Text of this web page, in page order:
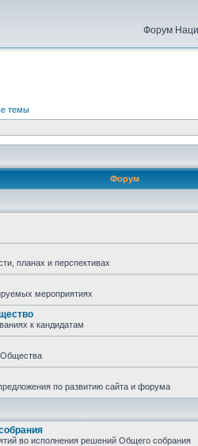
Форум
темы
Форум
планах и перспективах
мероприятиях
к кандидатам
Общества
по развитию сайта и форума
во исполнения решений Общего собрания